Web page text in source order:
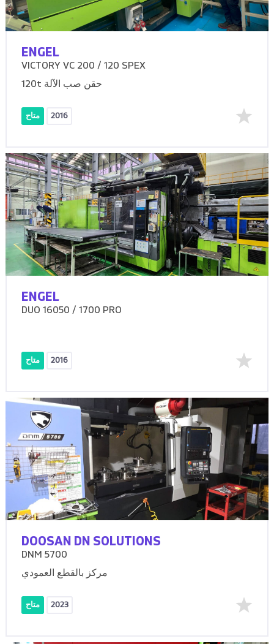
ENGEL
VICTORY VC 200 / 120 SPEX
120t حقن صب الآلة
متاح 2016
ENGEL
DUO 16050 / 1700 PRO
متاح 2016
DOOSAN DN SOLUTIONS
DNM 5700
مركز بالقطع العمودي
متاح 2023